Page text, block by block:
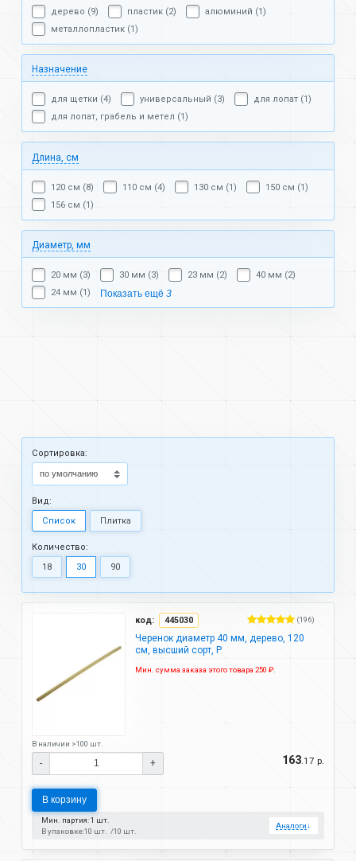
дерево (9) пластик (2)
алюминий (1)
металлопластик (1)
Назначение
для щетки (4) универсальный (3)
для лопат (1)
для лопат, грабель и метел (1)
Длина, см
120 см (8) 110 см (4) 130 см (1)
150 см (1)
156 см (1)
Диаметр, мм
20 мм (3) 30 мм (3) 23 мм (2)
40 мм (2)
24 мм (1)
Показать ещё 3
Cортировка:
Вид:
Список
Плитка
Количество:
18
30 90
код: 445030 (196)
Черенок диаметр 40 мм, дерево, 120
см, высший сорт, P
Мин. сумма заказа этого товара 250 ₽.
В наличии >100 шт.
- + 163 .17 р.
В корзину
Мин. партия: 1 шт.
В упаковке:10 шт. 10 шт.
Аналоги↓